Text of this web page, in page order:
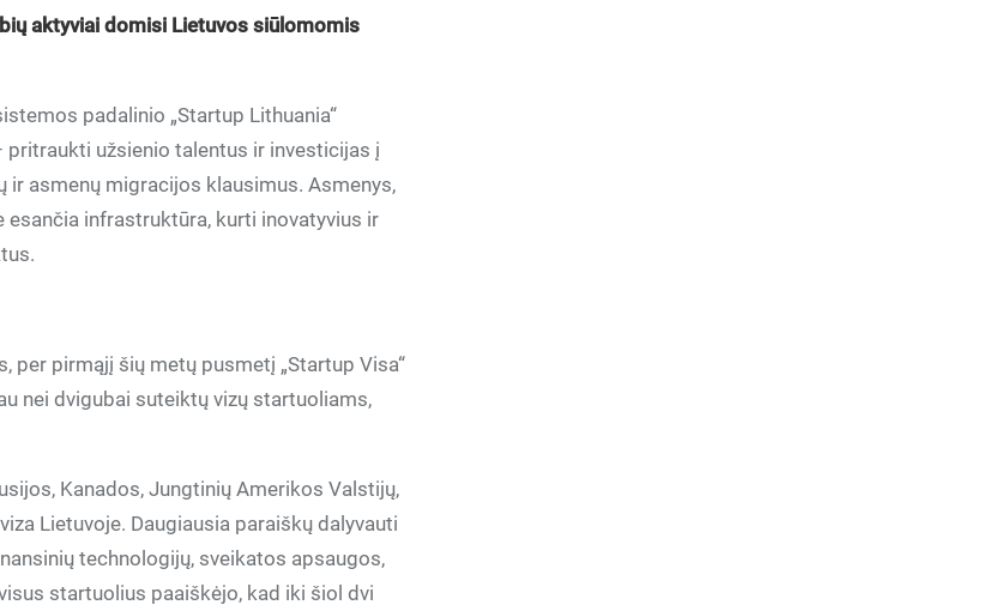
aktyviai domisi Lietuvos siūlomomis
padalinio „Startup Lithuania“
užsienio talentus ir investicijas į
ir asmenų migracijos klausimus. Asmenys,
esančia infrastruktūra, kurti inovatyvius ir
per pirmąjį šių metų pusmetį „Startup Visa“
nei dvigubai suteiktų vizų startuoliams,
Kanados, Jungtinių Amerikos Valstijų,
Lietuvoje. Daugiausia paraiškų dalyvauti
technologijų, sveikatos apsaugos,
startuolius paaiškėjo, kad iki šiol dvi